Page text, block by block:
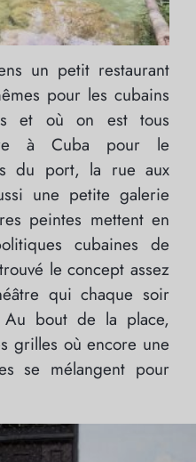
un petit restaurant
pour les cubains
et où on est tous
à Cuba pour le
du port, la rue aux
une petite galerie
peintes mettent en
cubaines de
le concept assez
qui chaque soir
Au bout de la place,
grilles où encore une
se mélangent pour